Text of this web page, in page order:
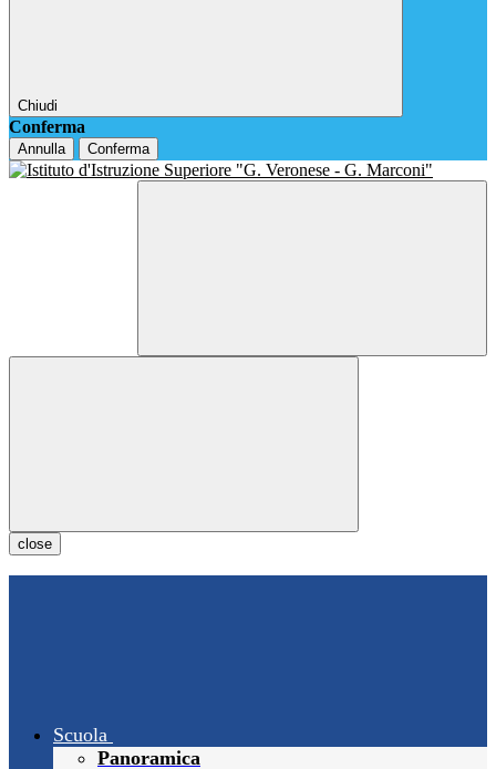
Chiudi
Conferma
Annulla Conferma
close
Scuola
Panoramica